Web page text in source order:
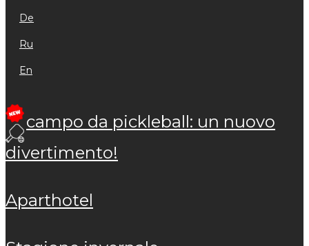
de
ru
en
campo da pickleball: un nuovo
divertimento!
aparthotel